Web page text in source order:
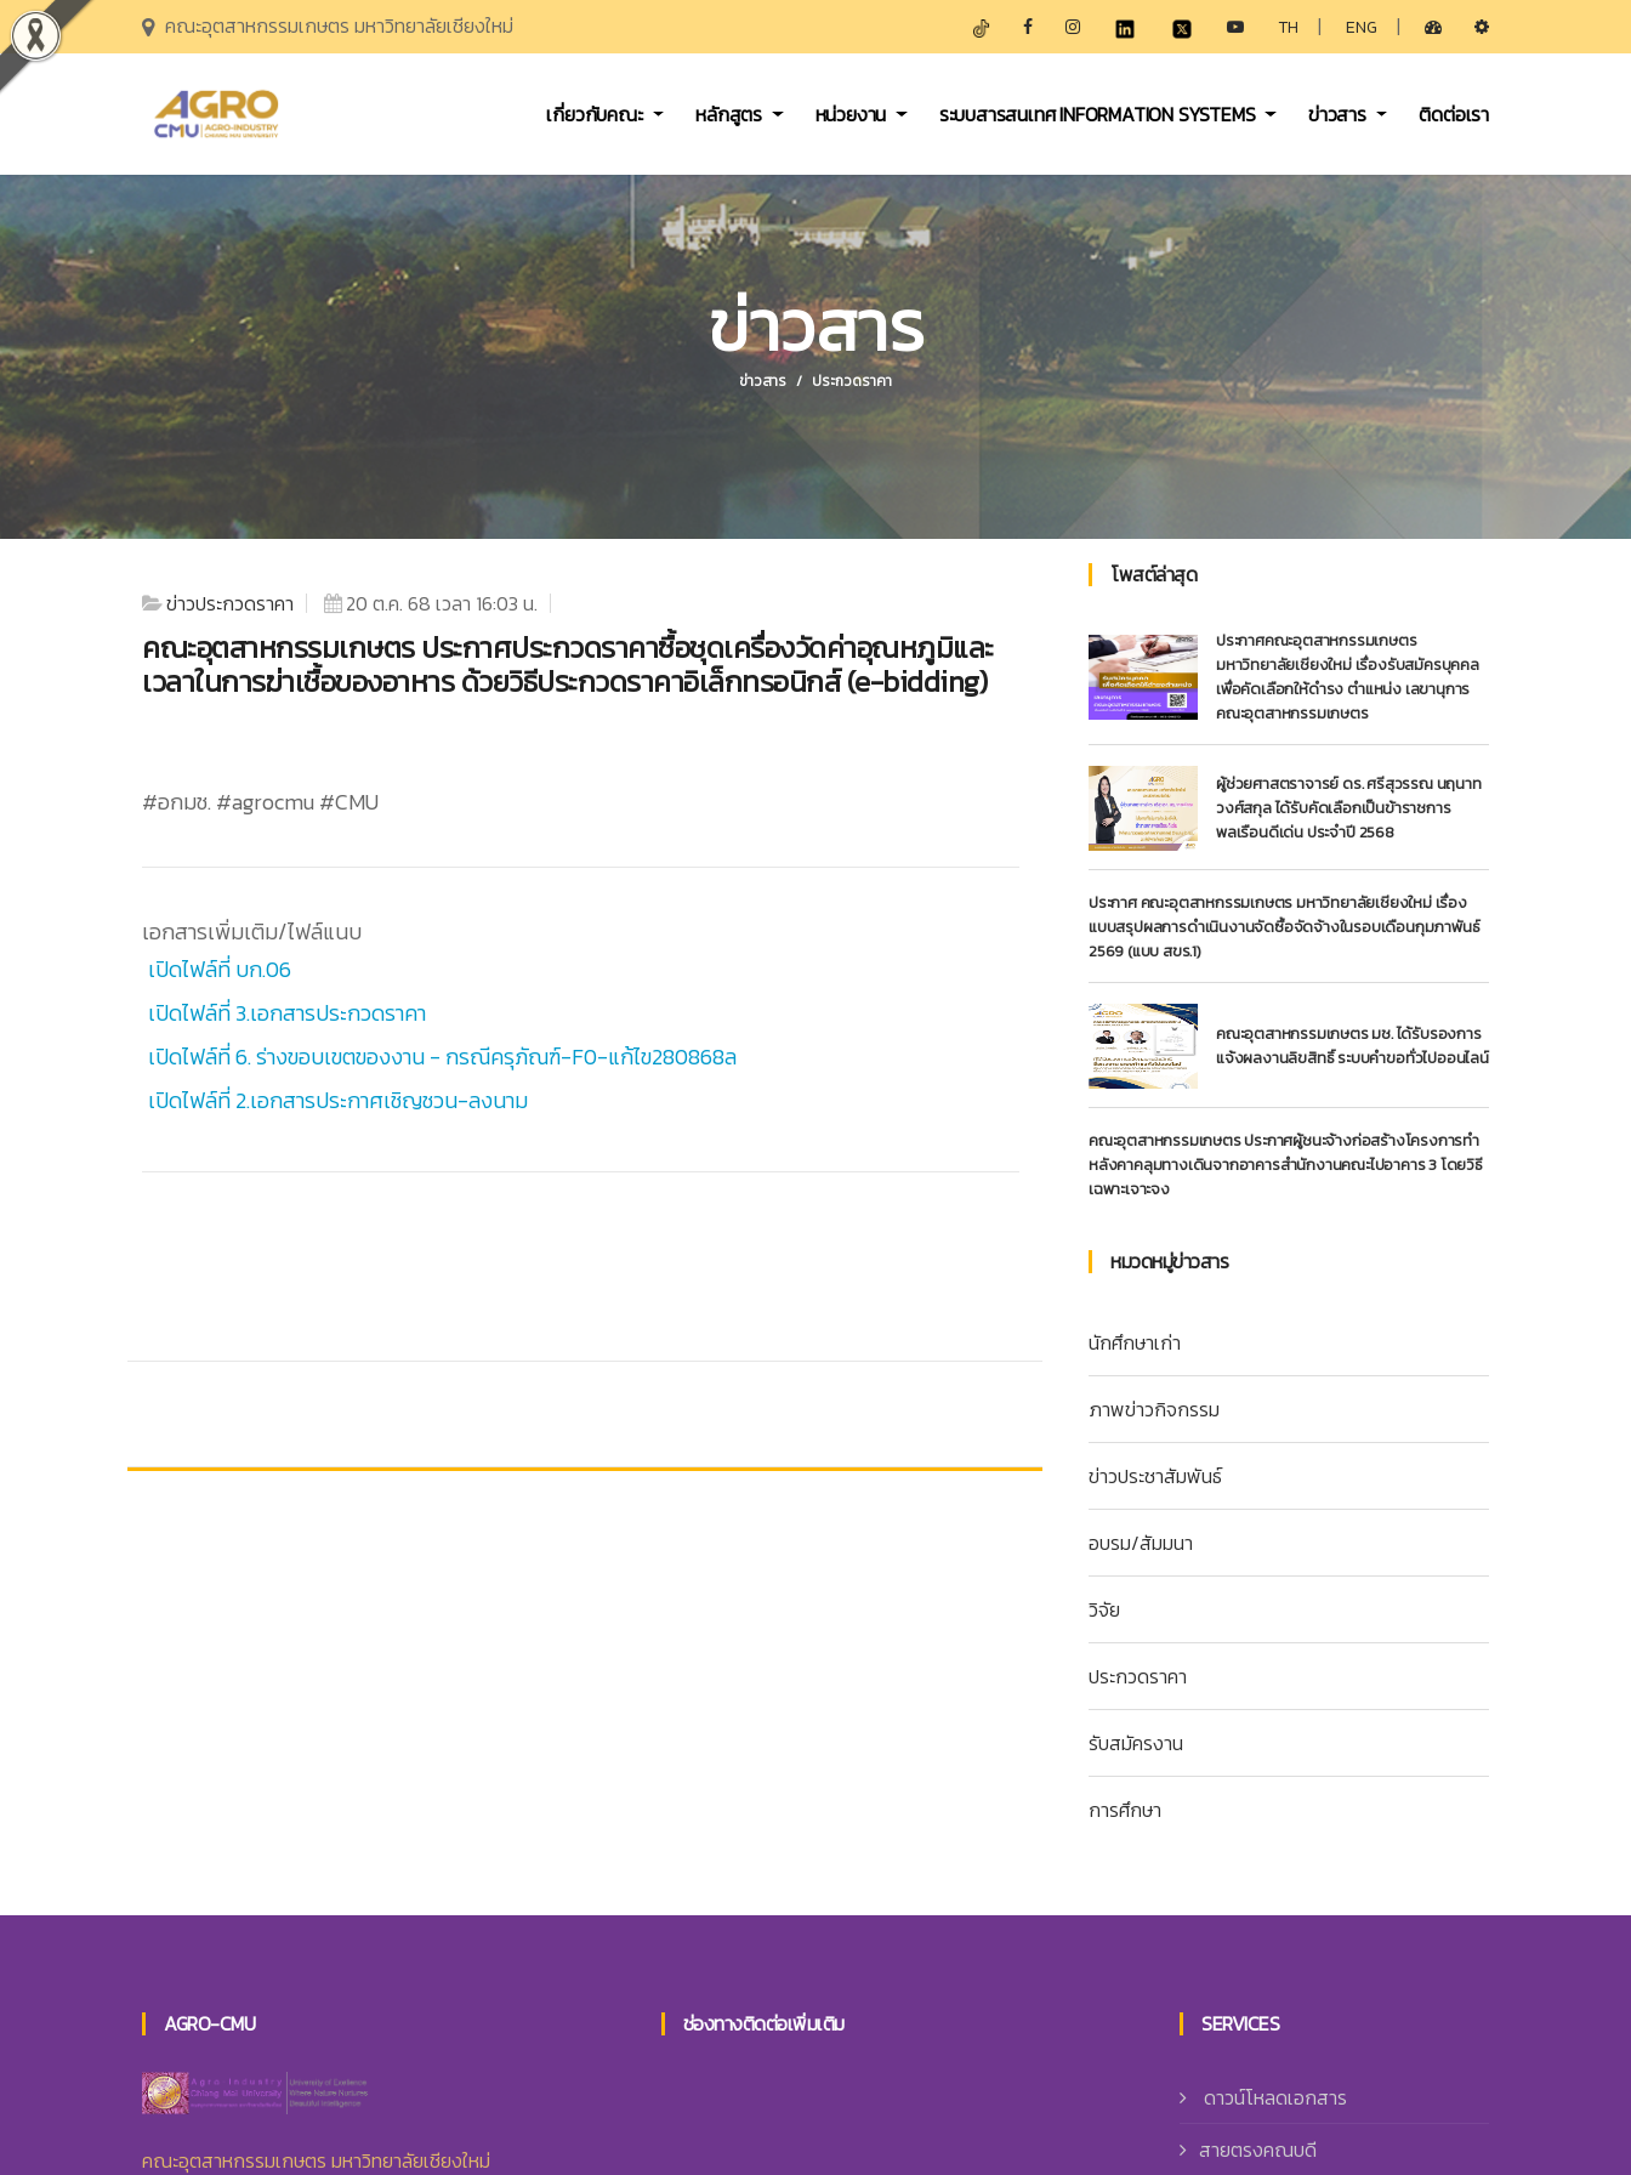
คณะอุตสาหกรรมเกษตร มหาวิทยาลัยเชียงใหม่ TH | ENG |
เกี่ยวกับคณะ หลักสูตร หน่วยงาน ระบบสารสนเทศ INFORMATION SYSTEMS ข่าวสาร ติดต่อเรา
ข่าวสาร
ข่าวสาร ประกวดราคา
ข่าวประกวดราคา 20 ต.ค. 68 เวลา 16:03 น.
คณะอุตสาหกรรมเกษตร ประกาศประกวดราคาซื้อชุดเครื่องวัดค่าอุณหภูมิและ
เวลาในการฆ่าเชื้อของอาหาร ด้วยวิธีประกวดราคาอิเล็กทรอนิกส์ (e-bidding)
#อกมช. #agrocmu #CMU
เอกสารเพิ่มเติม/ไฟล์แนบ
เปิดไฟล์ที่ บก.06
เปิดไฟล์ที่ 3.เอกสารประกวดราคา
เปิดไฟล์ที่ 6. ร่างขอบเขตของงาน - กรณีครุภัณฑ์-F0-แก้ไข280868ล
เปิดไฟล์ที่ 2.เอกสารประกาศเชิญชวน-ลงนาม
โพสต์ล่าสุด
ประกาศคณะอุตสาหกรรมเกษตร
มหาวิทยาลัยเชียงใหม่ เรื่องรับสมัครบุคคล
เพื่อคัดเลือกให้ดำรง ตำแหน่ง เลขานุการ
คณะอุตสาหกรรมเกษตร
ผู้ช่วยศาสตราจารย์ ดร. ศรีสุวรรณ นฤนาท
วงศ์สกุล ได้รับคัดเลือกเป็นข้าราชการ
พลเรือนดีเด่น ประจำปี 2568
ประกาศ คณะอุตสาหกรรมเกษตร มหาวิทยาลัยเชียงใหม่ เรื่อง
แบบสรุปผลการดำเนินงานจัดซื้อจัดจ้างในรอบเดือนกุมภาพันธ์
2569 (แบบ สขร.1)
คณะอุตสาหกรรมเกษตร มช. ได้รับรองการ
แจ้งผลงานลิขสิทธิ์ ระบบคำขอทั่วไปออนไลน์
คณะอุตสาหกรรมเกษตร ประกาศผู้ชนะจ้างก่อสร้างโครงการทำ
หลังคาคลุมทางเดินจากอาคารสำนักงานคณะไปอาคาร 3 โดยวิธี
เฉพาะเจาะจง
หมวดหมู่ข่าวสาร
นักศึกษาเก่า
ภาพข่าวกิจกรรม
ข่าวประชาสัมพันธ์
อบรม/สัมมนา
วิจัย
ประกวดราคา
รับสมัครงาน
การศึกษา
AGRO-CMU
คณะอุตสาหกรรมเกษตร มหาวิทยาลัยเชียงใหม่
ช่องทางติดต่อเพิ่มเติม SERVICES
ดาวน์โหลดเอกสาร
สายตรงคณบดี